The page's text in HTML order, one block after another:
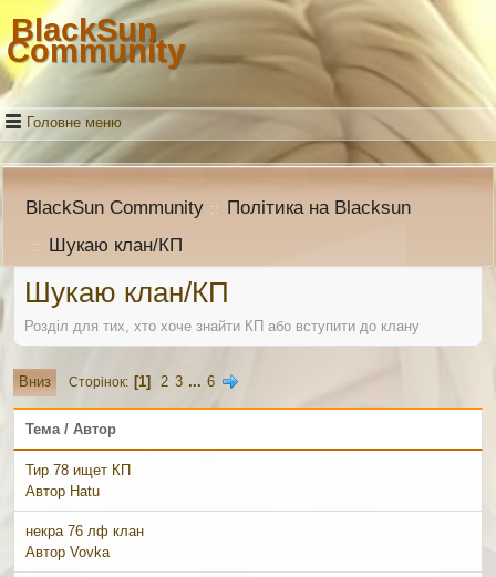
BlackSun
Community
Головне меню
BlackSun Community :: Політика на Blacksun
:: Шукаю клан/КП
Шукаю клан/КП
Розділ для тих, хто хоче знайти КП або вступити до клану
Вниз Сторінок 1 2 3 ... 6
Тема/ Автор
Тир 78 ищет КП
Автор Hatu
некра 76 лф клан
Автор Vovka